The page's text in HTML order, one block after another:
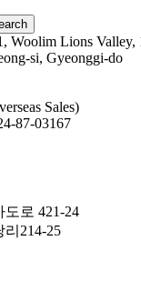
Lions Valley,
si, Gyeonggi-do
Sales)
87-03167
로 421-24
214-25